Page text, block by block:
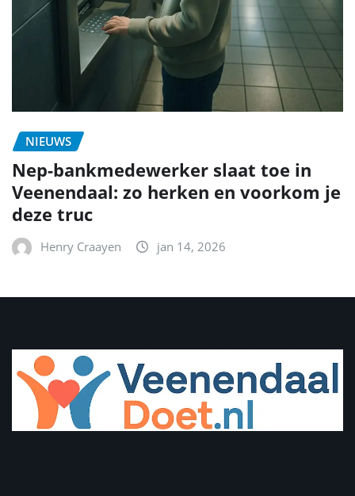
NIEUWS
Nep-bankmedewerker slaat toe in
Veenendaal: zo herken en voorkom je
deze truc
Henry Craayen jan 14, 2026